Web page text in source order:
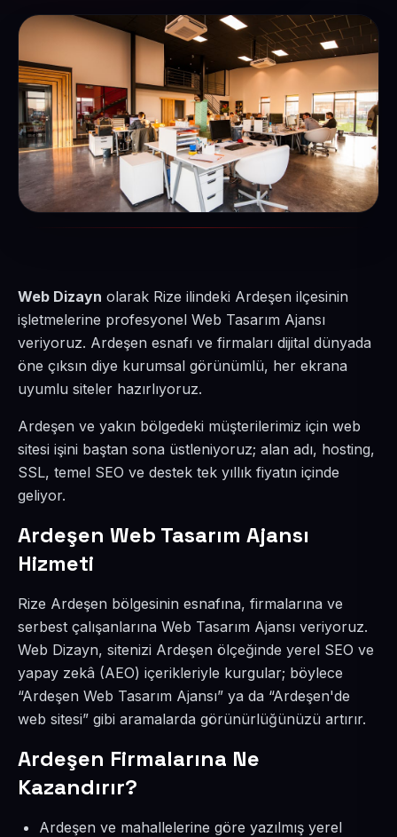
Web Dizayn olarak Rize ilindeki Ardeşen ilçesinin
işletmelerine profesyonel Web Tasarım Ajansı
veriyoruz. Ardeşen esnafı ve firmaları dijital dünyada
öne çıksın diye kurumsal görünümlü, her ekrana
uyumlu siteler hazırlıyoruz.
Ardeşen ve yakın bölgedeki müşterilerimiz için web
sitesi işini baştan sona üstleniyoruz; alan adı, hosting,
SSL, temel SEO ve destek tek yıllık fiyatın içinde
geliyor.
Ardeşen Web Tasarım Ajansı
Hizmeti
Rize Ardeşen bölgesinin esnafına, firmalarına ve
serbest çalışanlarına Web Tasarım Ajansı veriyoruz.
Web Dizayn, sitenizi Ardeşen ölçeğinde yerel SEO ve
yapay zekâ (AEO) içerikleriyle kurgular; böylece
“Ardeşen Web Tasarım Ajansı” ya da “Ardeşen'de
web sitesi” gibi aramalarda görünürlüğünüzü artırır.
Ardeşen Firmalarına Ne
Kazandırır?
Ardeşen ve mahallelerine göre yazılmış yerel